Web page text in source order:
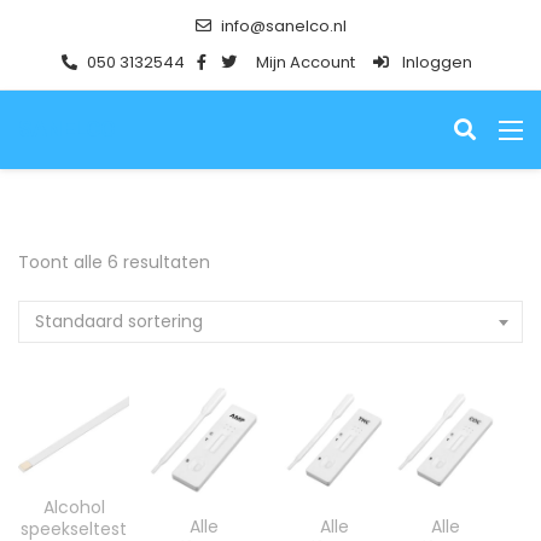
info@sanelco.nl
050 3132544
Mijn Account Inloggen
Toont alle 6 resultaten
Standaard sortering
Alcohol
speekseltest
Prijsklasse: €4,85 tot €19,29
Alle
Alle
Alle